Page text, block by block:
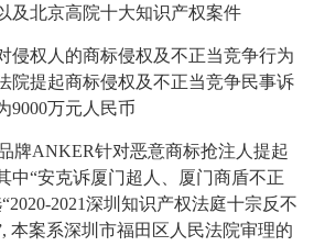
及北京高院十大知识产权案件
侵权人的商标侵权及不正当竞争行为
院提起商标侵权及不正当竞争民事诉
9000万元人民币
牌ANKER针对恶意商标抢注人提起
中“安克诉厦门超人、厦门商盾不正
2021深圳知识产权法庭十宗反不
本案系深圳市福田区人民法院审理的